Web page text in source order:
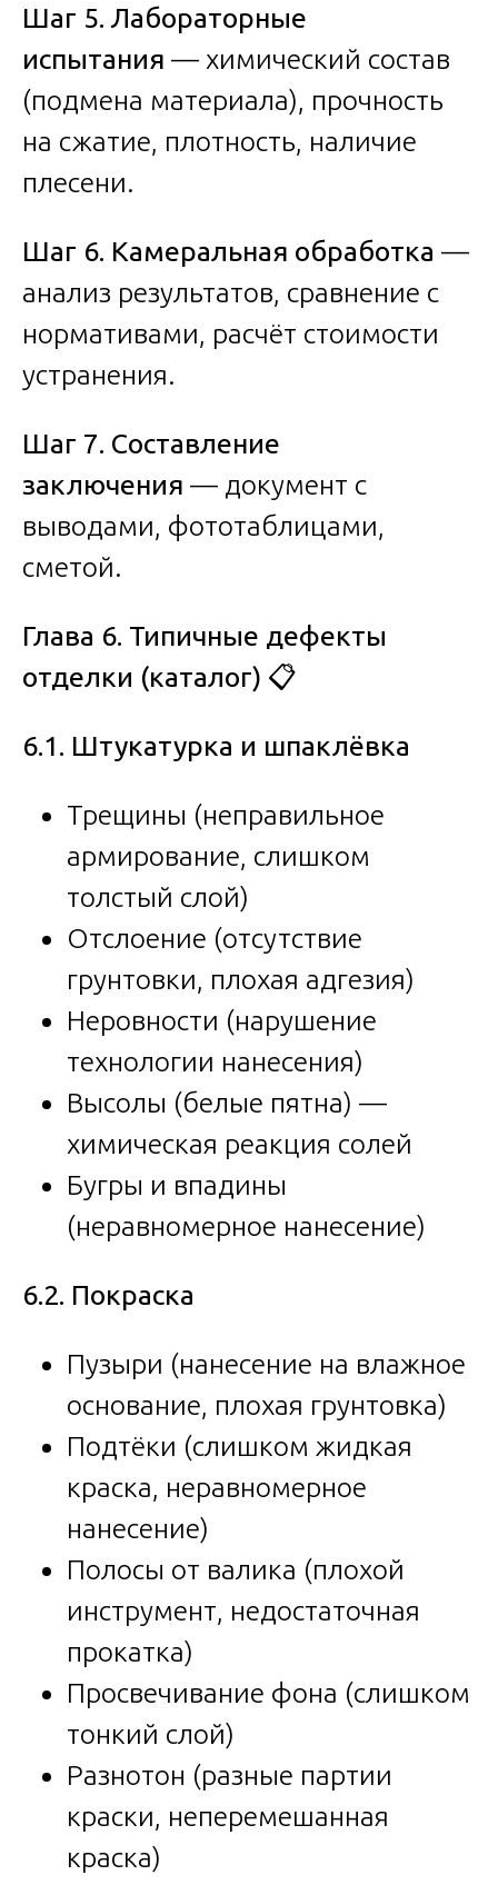
Шаг 5. Лабораторные
испытания — химический состав
(подмена материала), прочность
на сжатие, плотность, наличие
плесени.
Шаг 6. Камеральная обработка —
анализ результатов, сравнение с
нормативами, расчёт стоимости
устранения.
Шаг 7. Составление
заключения — документ с
выводами, фототаблицами,
сметой.
Глава 6. Типичные дефекты
отделки (каталог) 📋
6.1. Штукатурка и шпаклёвка
Трещины (неправильное
армирование, слишком
толстый слой)
Отслоение (отсутствие
грунтовки, плохая адгезия)
Неровности (нарушение
технологии нанесения)
Высолы (белые пятна) —
химическая реакция солей
Бугры и впадины
(неравномерное нанесение)
6.2. Покраска
Пузыри (нанесение на влажное
основание, плохая грунтовка)
Подтёки (слишком жидкая
краска, неравномерное
нанесение)
Полосы от валика (плохой
инструмент, недостаточная
прокатка)
Просвечивание фона (слишком
тонкий слой)
Разнотон (разные партии
краски, неперемешанная
краска)